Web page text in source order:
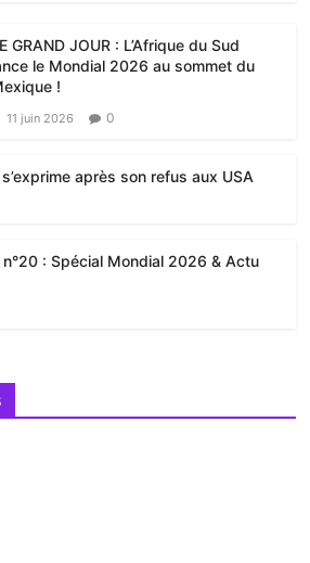
GRAND JOUR : L’Afrique du Sud
le Mondial 2026 au sommet du
!
11 juin 2026 0
après son refus aux USA
: Spécial Mondial 2026 & Actu